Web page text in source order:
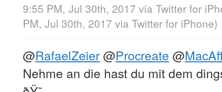
9:55 PM, Jul 30th, 2017 via Twitter for
PM, Jul 30th, 2017 via Twitter for iPhone)
@RafaelZeier@Procreate @
Nehme an die hast du mit dem